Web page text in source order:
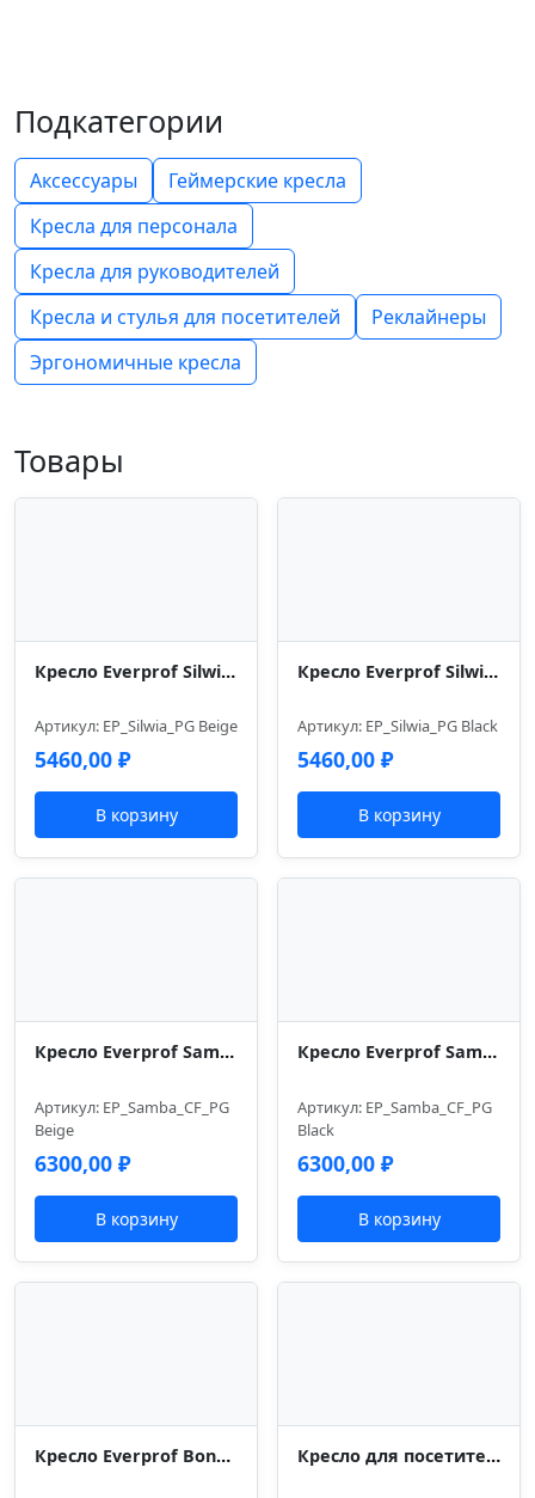
Подкатегории
Аксессуары
Геймерские кресла
Кресла для персонала
Кресла для руководителей
Кресла и стулья для посетителей
Реклайнеры
Эргономичные кресла
Товары
Кресло Everprof Silwia (Сильвия) Экокожа Бежевый
Артикул: EP_Silwia_PG Beige
5460,00 ₽
В корзину
Кресло Everprof Silwia (Сильвия) Экокожа Черный
Артикул: EP_Silwia_PG Black
5460,00 ₽
В корзину
Кресло Everprof Samba (Самба) CF Экокожа Бежевый
Артикул: EP_Samba_CF_PG
Beige
6300,00 ₽
В корзину
Кресло Everprof Samba (Самба) CF Экокожа Черный
Артикул: EP_Samba_CF_PG
Black
6300,00 ₽
В корзину
Кресло Everprof Bond (Бонд) CF Ткань Серый Кресло для посетителей Everprof Kent (Кент) CF Экокожа Серый